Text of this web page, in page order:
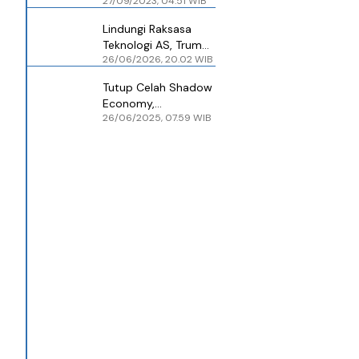
Lindungi Raksasa
Teknologi AS, Trump
Ancam Tarif 100%
Pemungut Pajak
Digital
26/06/2026, 20.02 WIB
Tutup Celah Shadow
Economy,
Marketplace Jadi
26/06/2025, 07.59 WIB